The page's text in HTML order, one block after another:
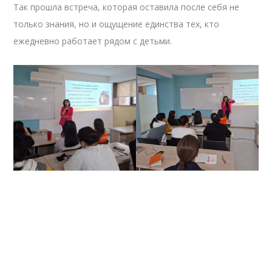
Так прошла встреча, которая оставила после себя не
только знания, но и ощущение единства тех, кто
ежедневно работает рядом с детьми.